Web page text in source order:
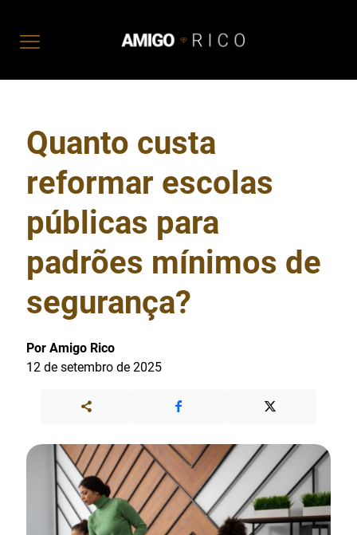
Quanto custa
reformar escolas
públicas para
padrões mínimos de
segurança?
Por Amigo Rico
12 de setembro de 2025